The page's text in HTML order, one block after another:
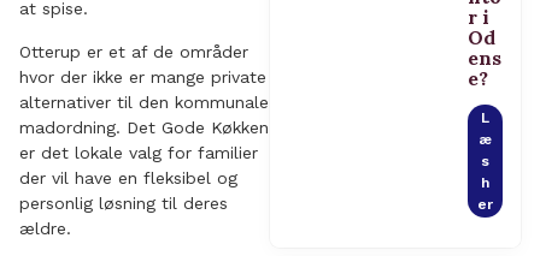
at spise.
Otterup er et af de områder
hvor der ikke er mange private
alternativer til den kommunale
madordning. Det Gode Køkken
er det lokale valg for familier
der vil have en fleksibel og
personlig løsning til deres
ældre.
r i
Od
ens
e?
L
æ
s
h
er